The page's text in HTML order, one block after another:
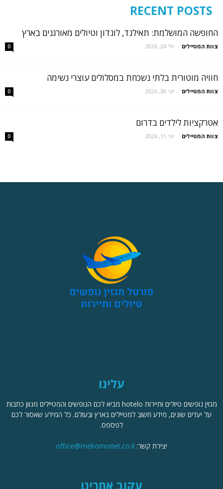
RECENT POSTS
החופשה המושלמת: תאילנד, לונדון וטיולים מאורגנים בארץ
צוות המטיילים - יולי 24, 2026 0
חוויה מוטורית בלתי נשכחת במסלולים עוצרי נשימה
צוות המטיילים - יוני 30, 2026 0
אטרקציות לילדים בדרום
צוות המטיילים - יוני 11, 2026 0
עלינו
מגזין נופשים טיולים ותיירות hotelo מביא לכם הנופשים והמטיילים מגוון כתבות
על יעדים שונים, מידע חשוב למטיילים בארץ ובעולם. כל המידע שאסור לכם
לפספס.
יצירת קשר: office@mekomonet.co.il
עקוב אחרינו